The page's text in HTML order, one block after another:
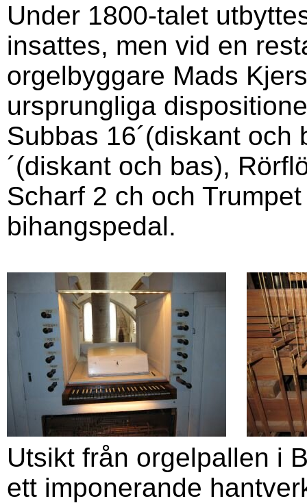
Under 1800-talet
insattes, men vid en
orgelbyggare Mads
ursprungliga
Subbas 16´(diskant och
´(diskant och bas),
Scharf 2 ch och
bihangspedal.
Utsikt från orgelpallen
ett imponerande